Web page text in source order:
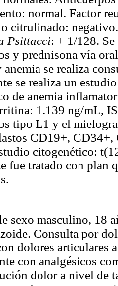
normal. Factor
citrulinado:
Psittacci: + 1/128. Se
y prednisona vía
anemia se realiza
se realiza un
de anemia
1.139 ng/mL,
tipo L1 y el
CD19+,
citogenético:
fue tratado con plan
sexo masculino, 18
Consulta por
dolores articulares
con analgésicos
dolor a nivel de